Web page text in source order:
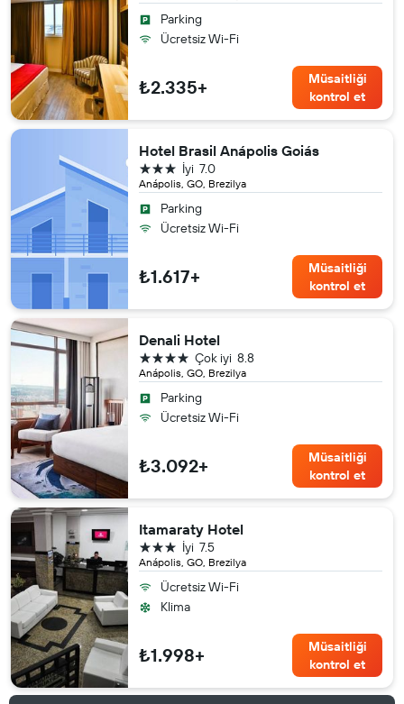
Parking
Ücretsiz Wi-Fi
₺2.335+
Müsaitliği
kontrol et
Hotel Brasil Anápolis Goiás
Anápolis, GO, Brezilya
7.0
İyi
3 yıldız
Parking
Ücretsiz Wi-Fi
₺1.617+
Müsaitliği
kontrol et
Denali Hotel
Anápolis, GO, Brezilya
8.8
Çok iyi
4 yıldız
Parking
Ücretsiz Wi-Fi
₺3.092+
Müsaitliği
kontrol et
Itamaraty Hotel
Anápolis, GO, Brezilya
7.5
İyi
3 yıldız
Ücretsiz Wi-Fi
Klima
₺1.998+
Müsaitliği
kontrol et